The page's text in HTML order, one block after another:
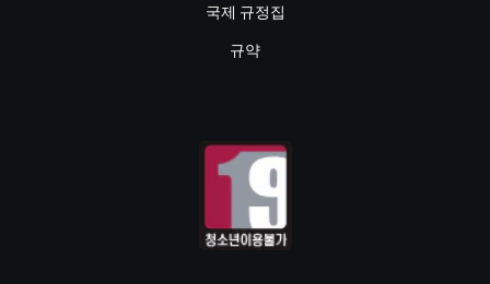
국제 규정집
규약